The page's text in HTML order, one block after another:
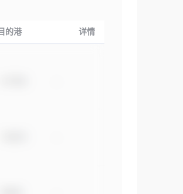
目的港 详情